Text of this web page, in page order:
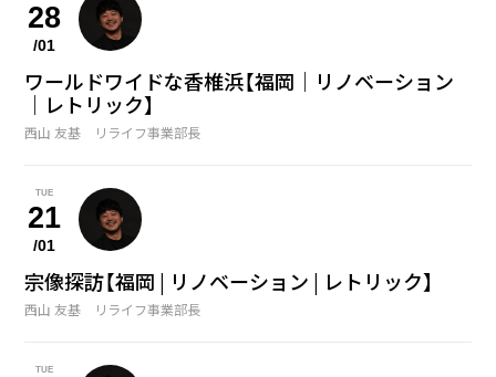
28
/01
ワールドワイドな香椎浜【福岡｜リノベーション
｜レトリック】
西山 友基 リライフ事業部長
TUE
21
/01
宗像探訪【福岡 | リノベーション | レトリック】
西山 友基 リライフ事業部長
TUE